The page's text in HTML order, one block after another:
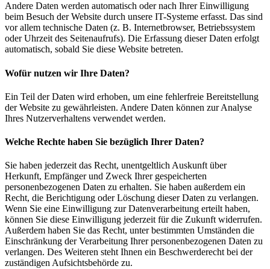
Andere Daten werden automatisch oder nach Ihrer Einwilligung
beim Besuch der Website durch unsere IT-Systeme erfasst. Das sind
vor allem technische Daten (z. B. Internetbrowser, Betriebssystem
oder Uhrzeit des Seitenaufrufs). Die Erfassung dieser Daten erfolgt
automatisch, sobald Sie diese Website betreten.
Wofür nutzen wir Ihre Daten?
Ein Teil der Daten wird erhoben, um eine fehlerfreie Bereitstellung
der Website zu gewährleisten. Andere Daten können zur Analyse
Ihres Nutzerverhaltens verwendet werden.
Welche Rechte haben Sie bezüglich Ihrer Daten?
Sie haben jederzeit das Recht, unentgeltlich Auskunft über
Herkunft, Empfänger und Zweck Ihrer gespeicherten
personenbezogenen Daten zu erhalten. Sie haben außerdem ein
Recht, die Berichtigung oder Löschung dieser Daten zu verlangen.
Wenn Sie eine Einwilligung zur Datenverarbeitung erteilt haben,
können Sie diese Einwilligung jederzeit für die Zukunft widerrufen.
Außerdem haben Sie das Recht, unter bestimmten Umständen die
Einschränkung der Verarbeitung Ihrer personenbezogenen Daten zu
verlangen. Des Weiteren steht Ihnen ein Beschwerderecht bei der
zuständigen Aufsichtsbehörde zu.